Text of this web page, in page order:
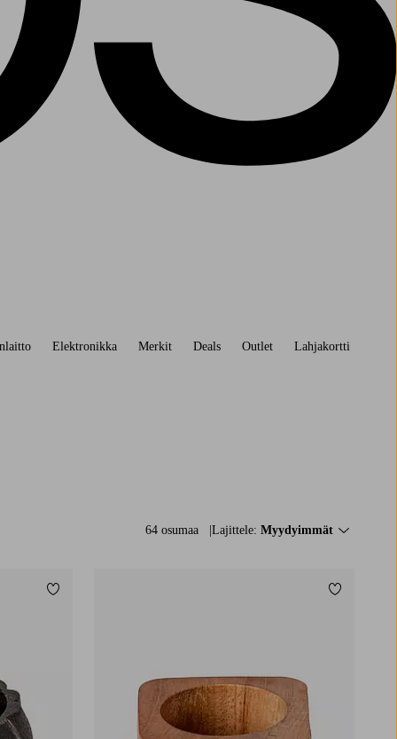
Elektronikka Merkit Deals Outlet Lahjakortti
64 osumaa Lajittele: Myydyimmät
Lisää suosikkeihin Lisää